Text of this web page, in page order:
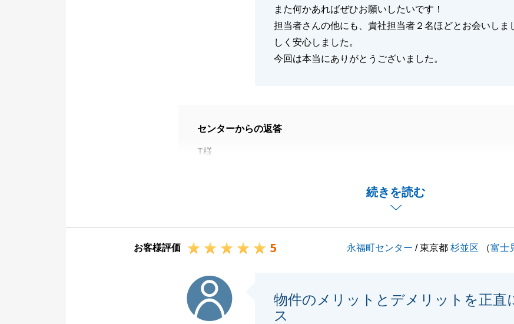
また何かあればぜひお願いしたいです！
担当者さんの他にも、貴社担当者２名ほどとお会いしま
しく安心しました。
今回は本当にありがとうございました。
続きを読む
センターからの返答
T様
T様にもご尽力頂き、無事に取引が完了できて大変嬉しく思います。
今後、不動産の事でお困りごとがございましたら、お気軽にご連絡下さい
お客様評価 5 永福町センター / 東京都杉並区 （富士
物件のメリットとデメリットを正直
ス